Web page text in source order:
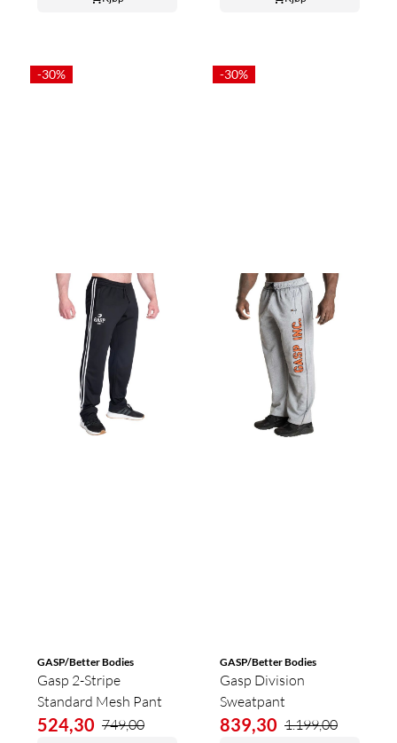
-30%
GASP/Better Bodies
Gasp 2-Stripe
Standard Mesh Pant
524,30 749,00
-30%
GASP/Better Bodies
Gasp Division
Sweatpant
839,30 1.199,00